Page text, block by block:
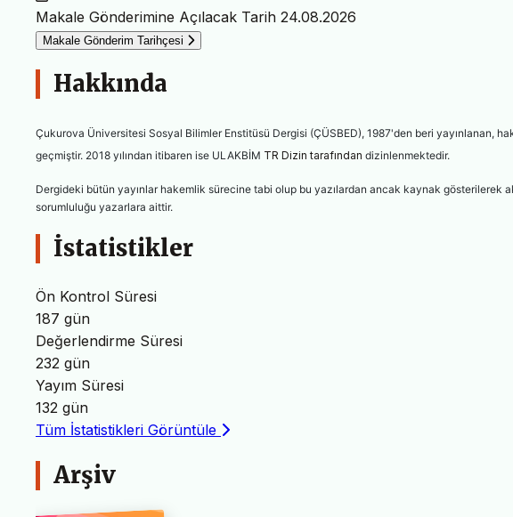
Makale Gönderimine Açılacak Tarih 24.08.2026
Makale Gönderim Tarihçesi
Hakkında
Çukurova Üniversitesi Sosyal Bilimler Enstitüsü Dergisi (ÇÜSBED), 1987'den beri yayınlanan,
geçmiştir. 2018 yılından itibaren ise ULAKBİM TR Dizin tarafından dizinlenmektedir.
Dergideki bütün yayınlar hakemlik sürecine tabi olup bu yazılardan ancak kaynak gösterilerek
sorumluluğu yazarlara aittir.
İstatistikler
Ön Kontrol Süresi
187 gün
Değerlendirme Süresi
232 gün
Yayım Süresi
132 gün
Tüm İstatistikleri Görüntüle
Arşiv